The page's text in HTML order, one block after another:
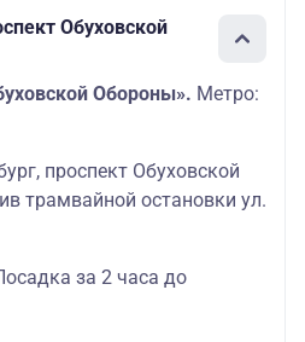
Обуховской
Обороны». Метро:
проспект Обуховской
трамвайной остановки ул.
за 2 часа до